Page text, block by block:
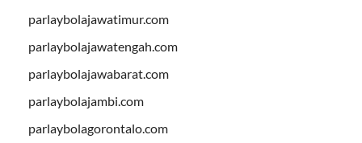
parlaybolajawatimur.com
parlaybolajawatengah.com
parlaybolajawabarat.com
parlaybolajambi.com
parlaybolagorontalo.com